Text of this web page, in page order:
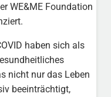
WE&ME Foundation
haben sich als
nicht nur das Leben
beeinträchtigt,